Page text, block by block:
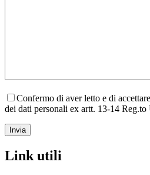
Confermo di aver letto e di
dei dati personali ex artt. 13-14
Link utili